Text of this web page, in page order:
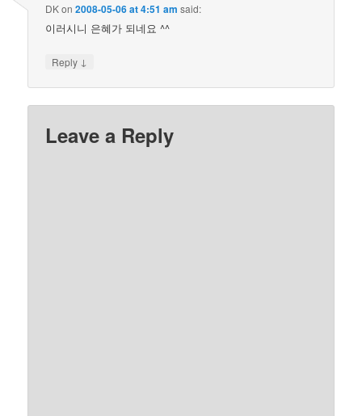
DKon2008-05-06 at 4:51 am said:
이러시니 은혜가 되네요 ^^
Reply ↓
Leave a Reply